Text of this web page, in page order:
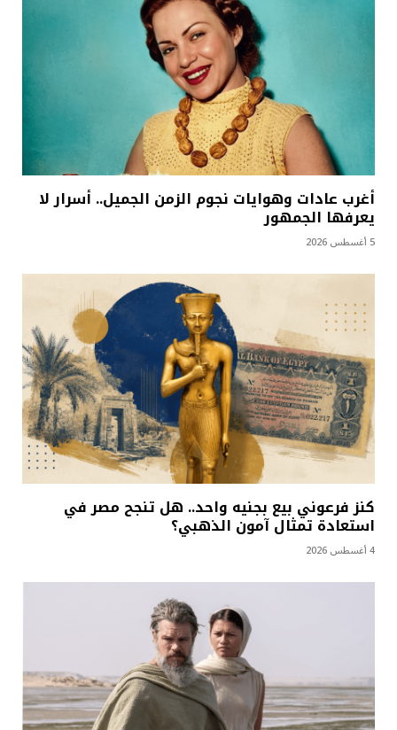
أغرب عادات وهوايات نجوم الزمن الجميل.. أسرار لا
يعرفها الجمهور
5 أغسطس 2026
كنز فرعوني بيع بجنيه واحد.. هل تنجح مصر في
استعادة تمثال آمون الذهبي؟
4 أغسطس 2026